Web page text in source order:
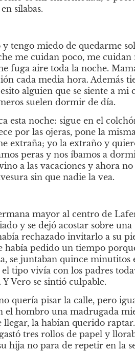
sílabas.
tengo miedo de quedarme
me cuidan poco, me cuidan
fuga aire toda la noche.
cada media hora. Además
alguien que se siente a mi
suelen dormir de día.
esta noche: sigue en el
por las ojeras, pone la
extraña; yo la extraño y
peras y nos íbamos a
a las vacaciones y ahora no
sin que nadie la vea.
mayor al centro de
y se dejó acostar sobre una
rechazado invitarlo a su
había pedido un tiempo
se juntaban quince minutitos
tipo vivía con los padres
Vero se sintió culpable.
quería pisar la calle, pero
el hombro una madrugada
la habían querido
tres rollos de papel y
hija no para de repetir en la